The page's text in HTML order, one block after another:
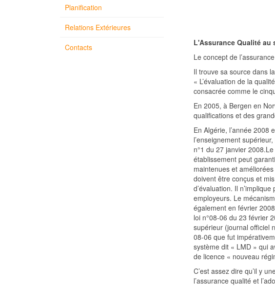
L'Assurance Qualité au
Le concept de
Il trouve sa source dans
« L’évaluation de la
consacrée comme le
En 2005, à Bergen en
qualifications et des
En Algérie, l’année
l’enseignement
n°1 du 27 janvier
établissement peut
maintenues et
doivent être conçus et
d’évaluation. Il
employeurs. Le
également en février
loi n°08-06 du 23 février
supérieur (journal officiel
08-06 que fut
système dit « LMD » qui
de licence « nouveau
C’est assez dire qu’il y
l’assurance qualité et
Planification
Relations Extérieures
Contacts